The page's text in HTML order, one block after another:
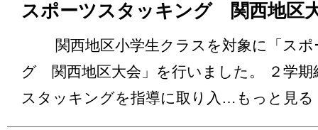
スポーツスタッキング 関西地
関西地区小学生クラスを対象に「スポ
グ 関西地区大会」を行いました。 ２学期
スタッキングを指導に取り入… もっと見る